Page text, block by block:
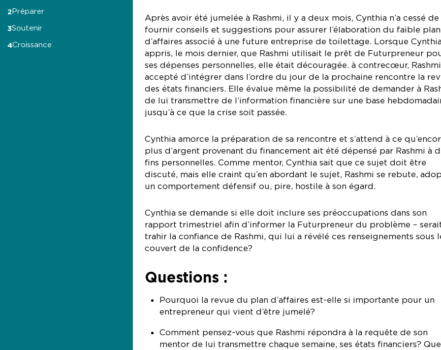
2Préparer
3Soutenir
4Croissance
Après avoir été jumelée à Rashmi, il y a deux mois, Cynthia n’a cessé de
fournir conseils et suggestions pour assurer l’élaboration du faible plan
d’affaires associé à une future entreprise de toilettage. Lorsque
appris, le mois dernier, que Rashmi utilisait le prêt de Futurpreneur
ses dépenses personnelles, elle était découragée. à contrecœur,
accepté d’intégrer dans l’ordre du jour de la prochaine rencontre la
des états financiers. Elle évalue même la possibilité de demander à
de lui transmettre de l’information financière sur une base
jusqu’à ce que la crise soit passée.
Cynthia amorce la préparation de sa rencontre et s’attend à ce
plus d’argent provenant du financement ait été dépensé par Rashmi à
fins personnelles. Comme mentor, Cynthia sait que ce sujet doit être
discuté, mais elle craint qu’en abordant le sujet, Rashmi se rebute,
un comportement défensif ou, pire, hostile à son égard.
Cynthia se demande si elle doit inclure ses préoccupations dans son
rapport trimestriel afin d’informer la Futurpreneur du problème –
trahir la confiance de Rashmi, qui lui a révélé ces renseignements sous
couvert de la confidence?
Questions :
Pourquoi la revue du plan d’affaires est-elle si importante pour un
entrepreneur qui vient d’être jumelé?
Comment pensez-vous que Rashmi répondra à la requête de son
mentor de lui transmettre chaque semaine, ses états financiers? Que